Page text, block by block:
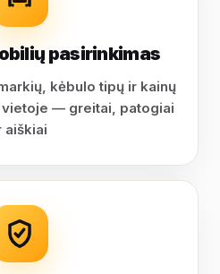
pasirinkimas
kėbulo tipų ir kainų
— greitai, patogiai
aiškiai